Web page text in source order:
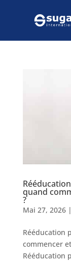
quand
?
Mai 27, 2026|
Rééducation
commencer
Rééducation